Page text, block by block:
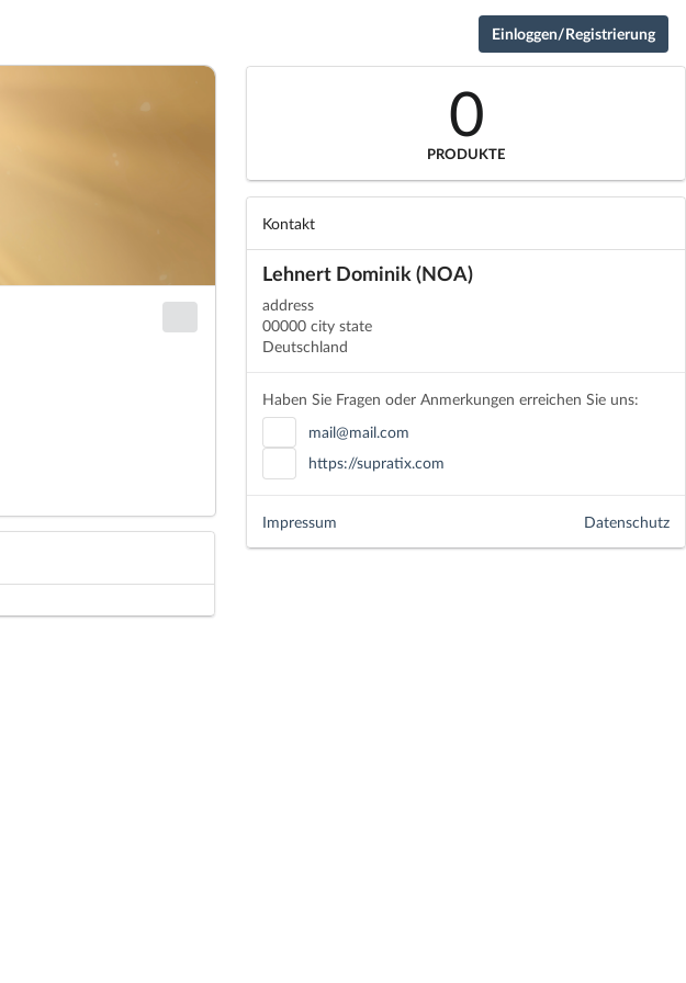
Einloggen/Registrierung
0
PRODUKTE
Kontakt
Lehnert Dominik (NOA)
address
00000 city state
Deutschland
Haben Sie Fragen oder Anmerkungen erreichen Sie uns:
mail@mail.com
https://supratix.com
Datenschutz
Impressum